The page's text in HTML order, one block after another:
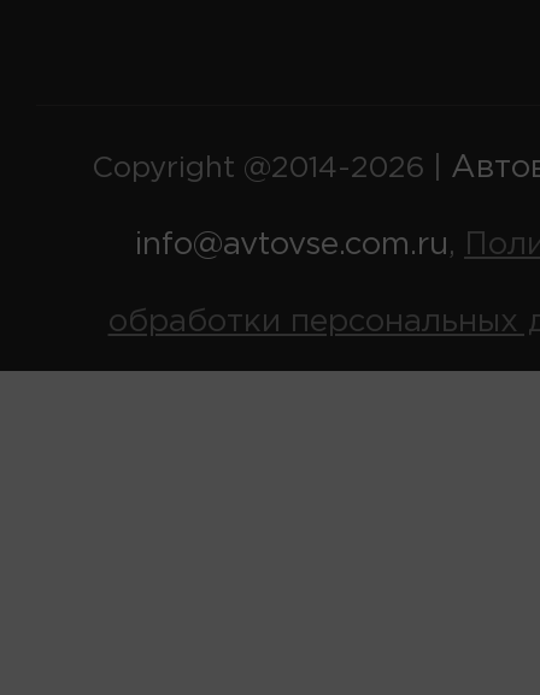
Copyright @2014-2026 |
info@avtovse.com.ru,
обработки персональных